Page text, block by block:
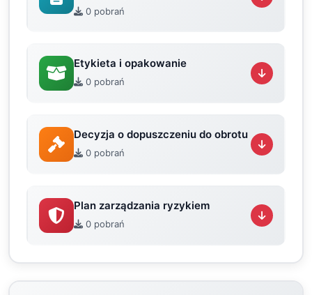
0 pobrań
Etykieta i opakowanie
0 pobrań
Decyzja o dopuszczeniu do obrotu
0 pobrań
Plan zarządzania ryzykiem
0 pobrań